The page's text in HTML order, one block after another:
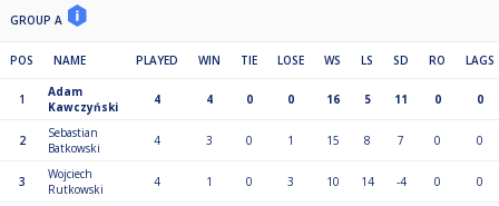
GROUP A
POS NAME PLAYED WIN TIE LOSE WS LS SD RO LAGS
1
Adam
Kawczyński
4 4 0 0 16 5 11 0 0
2
Sebastian
Batkowski
4 3 0 1 15 8 7 0 0
3
Wojciech
Rutkowski
4 1 0 3 10 14 -4 0 0